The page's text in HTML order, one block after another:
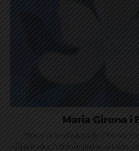
Maria Girona i
Va ser cofundadora de l'Escola
d'aprendre l’ofici de pintar al taller